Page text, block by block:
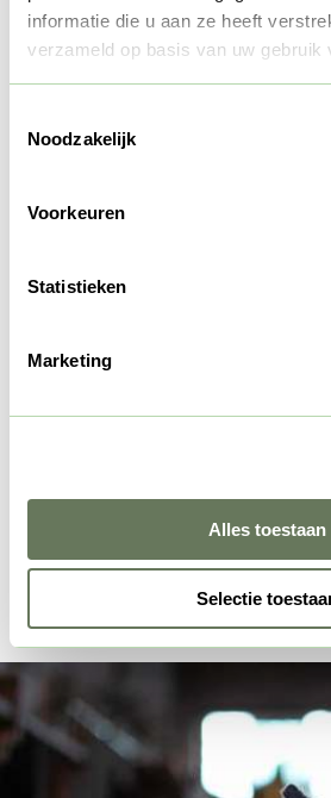
informatie die u aan ze heeft
verzameld op basis van uw gebruik
Noodzakelijk
Voorkeuren
Statistieken
Marketing
Alles toestaan
Selectie
vleespakketten die precies in één
dus makkelijk na verblijf mee naar
Op zoek
Bestel een